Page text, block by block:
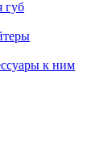
губ
к ним